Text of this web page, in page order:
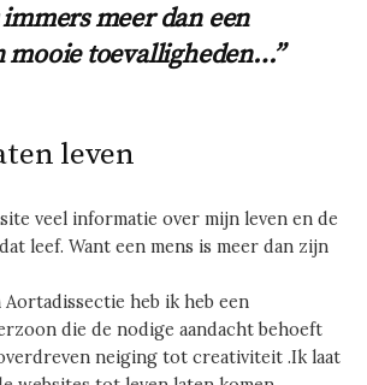
immers meer dan een
mooie toevalligheden…”
leven
veel informatie over mijn leven en de
leef. Want een mens is meer dan zijn
Aortadissectie heb ik heb een
die de nodige aandacht behoeft
neiging tot creativiteit .Ik laat